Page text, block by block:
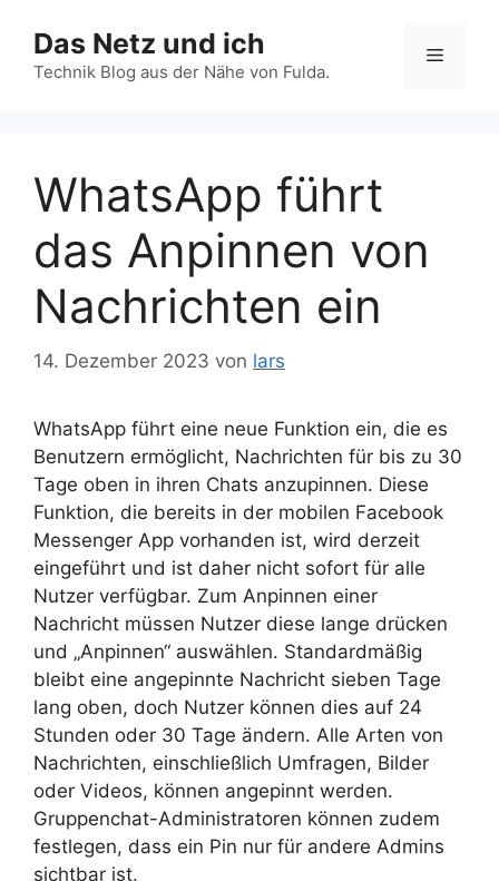
Inhalt
springen
Das Netz und ich
Technik Blog aus der Nähe von Fulda.
Menü
WhatsApp führt
das Anpinnen von
Nachrichten ein
14. Dezember 2023 von lars
WhatsApp führt eine neue Funktion ein, die es
Benutzern ermöglicht, Nachrichten für bis zu 30
Tage oben in ihren Chats anzupinnen. Diese
Funktion, die bereits in der mobilen Facebook
Messenger App vorhanden ist, wird derzeit
eingeführt und ist daher nicht sofort für alle
Nutzer verfügbar. Zum Anpinnen einer
Nachricht müssen Nutzer diese lange drücken
und „Anpinnen“ auswählen. Standardmäßig
bleibt eine angepinnte Nachricht sieben Tage
lang oben, doch Nutzer können dies auf 24
Stunden oder 30 Tage ändern. Alle Arten von
Nachrichten, einschließlich Umfragen, Bilder
oder Videos, können angepinnt werden.
Gruppenchat-Administratoren können zudem
festlegen, dass ein Pin nur für andere Admins
sichtbar ist.